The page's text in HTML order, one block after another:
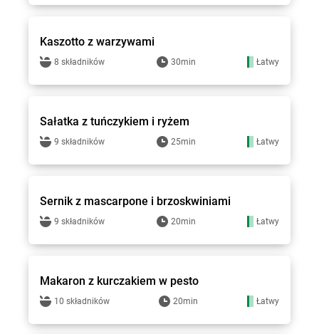
Groszek - przepisy
Kaszotto z warzywami
8 składników 30min Łatwy
Groszek - przepisy
Sałatka z tuńczykiem i ryżem
9 składników 25min Łatwy
Groszek - przepisy
Sernik z mascarpone i brzoskwiniami
9 składników 20min Łatwy
Groszek - przepisy
Makaron z kurczakiem w pesto
10 składników 20min Łatwy
Groszek - przepisy